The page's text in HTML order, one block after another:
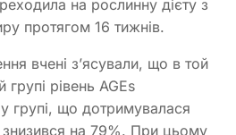
на рослинну дієту з
протягом 16 тижнів.
вчені з’ясували, що в той
групі рівень AGEs
групі, що дотримувалася
знизився на 79%. При цьому